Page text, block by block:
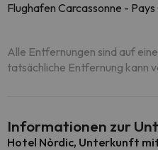
Flughafen Carcassonne -
Alle Entfernungen sind auf
tatsächliche Entfernung kann
Informationen zur
Hotel Nòrdic, Unterkunft